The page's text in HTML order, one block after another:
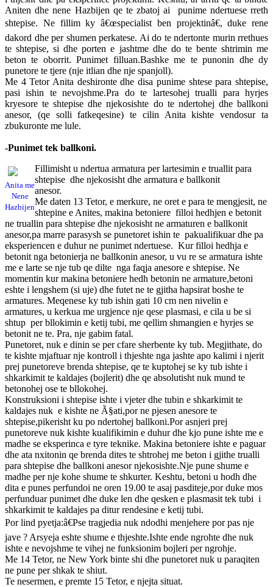
Aniten dhe nene Hazbijen qe te zbatoj ai punime ndertuese rreth
shtepise. Ne fillim ky â€œspecialist ben projektinâ€, duke rene
dakord dhe per shumen perkatese. Ai do te ndertonte murin rrethues
te shtepise, si dhe porten e jashtme dhe do te bente shtrimin me
beton te oborrit. Punimet filluan.Bashke me te punonin dhe dy
punetore te tjere (nje itlian dhe nje spanjoll).
Me 4 Tetor Anita deshironte dhe disa punime shtese para shtepise,
pasi ishin te nevojshme.Pra do te lartesohej trualli para hyrjes
kryesore te shtepise dhe njekosishte do te ndertohej dhe ballkoni
anesor, (qe solli fatkeqesine) te cilin Anita kishte vendosur ta
zbukuronte me lule.
-Punimet tek ballkoni.
Anita me
Nene
Hazbijen
Fillimisht u ndertua armatura per lartesimin e truallit para
shtepise dhe njekosisht dhe armatura e ballkonit
anesor.
Me daten 13 Tetor, e merkure, ne oret e para te mengjesit, ne
shtepine e Anites, makina betoniere filloi hedhjen e betonit
ne truallin para shtepise dhe njekosisht ne armaturen e ballkonit
anesor,pa marre parasysh se punetoret ishin te pakualifikuar dhe pa
eksperiencen e duhur ne punimet ndertuese. Kur filloi hedhja e
betonit nga betonierja ne ballkonin anesor, u vu re se armatura ishte
me e larte se nje tub qe dilte nga faqja anesore e shtepise. Ne
momentin kur makina betoniere hedh betonin ne armature,betoni
eshte i lengshem (si uje) dhe futet ne te gjitha hapsirat boshe te
armatures. Meqenese ky tub ishin gati 10 cm nen nivelin e
armatures, u kerkua me urgjence nje qese plasmasi, e cila u be si
shtup per bllokimin e ketij tubi, me qellim shmangien e hyrjes se
betonit ne te. Pra, nje gabim fatal.
Punetoret, nuk e dinin se per cfare sherbente ky tub. Megjithate, do
te kishte mjaftuar nje kontroll i thjeshte nga jashte apo kalimi i njerit
prej punetoreve brenda shtepise, qe te kuptohej se ky tub ishte i
shkarkimit te kaldajes (bojlerit) dhe qe absolutisht nuk mund te
betonohej ose te bllokohej.
Konstruksioni i shtepise ishte i vjeter dhe tubin e shkarkimit te
kaldajes nuk e kishte ne Ã§ati,por ne pjesen anesore te
shtepise,pikerisht ku po ndertohej ballkoni.Por asnjeri prej
punetoreve nuk kishte kualifikimin e duhur dhe kjo pune ishte me e
madhe se eksperinca e tyre teknike. Makina betoniere ishte e paguar
dhe ata nxitonin qe brenda dites te shtrohej me beton i gjithe trualli
para shtepise dhe ballkoni anesor njekosishte.Nje pune shume e
madhe per nje kohe shume te shkurter. Keshtu, betoni u hodh dhe
dita e punes perfundoi ne oren 19.00 te asaj pasditeje,por duke mos
perfunduar punimet dhe duke len dhe qesken e plasmasit tek tubi i
shkarkimit te kaldajes pa ditur rendesine e ketij tubi.
Por lind pyetja:â€Pse tragjedia nuk ndodhi menjehere por pas nje
jave ? Arsyeja eshte shume e thjeshte.Ishte ende ngrohte dhe nuk
ishte e nevojshme te vihej ne funksionim bojleri per ngrohje.
Me 14 Tetor, ne New York binte shi dhe punetoret nuk u paraqiten
ne pune per shkak te shiut.
Te nesermen, e premte 15 Tetor, e njejta situat.